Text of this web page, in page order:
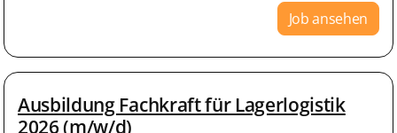
Job ansehen
Ausbildung Fachkraft für Lagerlogistik
2026 (m/w/d)